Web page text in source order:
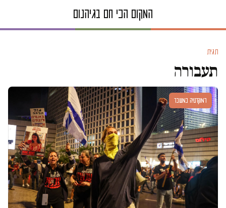
תגית
תעבורה
דמוקרטיה במשבר